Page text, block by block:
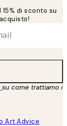
di sconto su
su come trattiamo i
Art Advice